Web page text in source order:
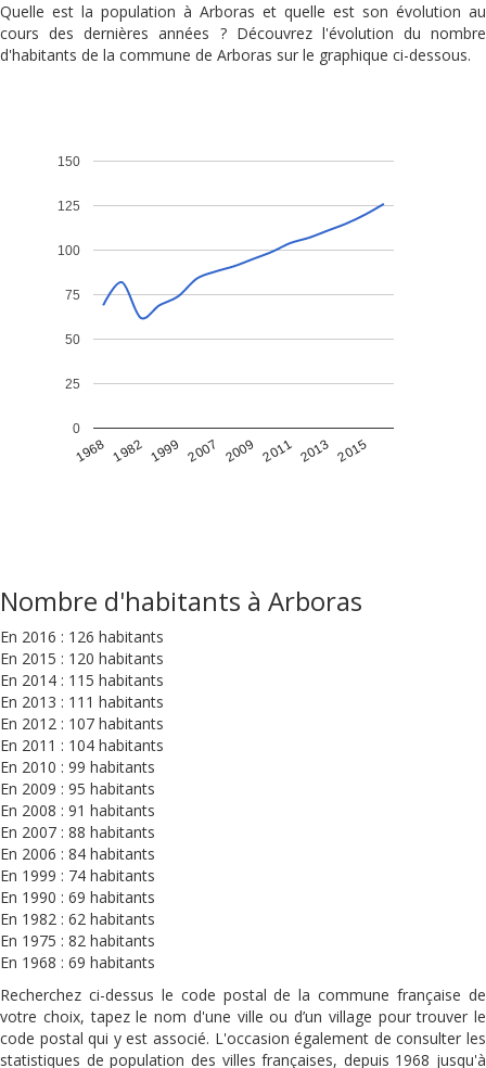
Quelle est la population à Arboras et quelle est son évolution au
cours des dernières années ? Découvrez l'évolution du nombre
d'habitants de la commune de Arboras sur le graphique ci-dessous.
1968 1982 1999 2007 2009 2011 2013 2015
0
25
50
75
100
125
150
Nombre d'habitants à Arboras
En 2016 : 126 habitants
En 2015 : 120 habitants
En 2014 : 115 habitants
En 2013 : 111 habitants
En 2012 : 107 habitants
En 2011 : 104 habitants
En 2010 : 99 habitants
En 2009 : 95 habitants
En 2008 : 91 habitants
En 2007 : 88 habitants
En 2006 : 84 habitants
En 1999 : 74 habitants
En 1990 : 69 habitants
En 1982 : 62 habitants
En 1975 : 82 habitants
En 1968 : 69 habitants
Recherchez ci-dessus le code postal de la commune française de
votre choix, tapez le nom d'une ville ou d’un village pour trouver le
code postal qui y est associé. L'occasion également de consulter les
statistiques de population des villes françaises, depuis 1968 jusqu'à